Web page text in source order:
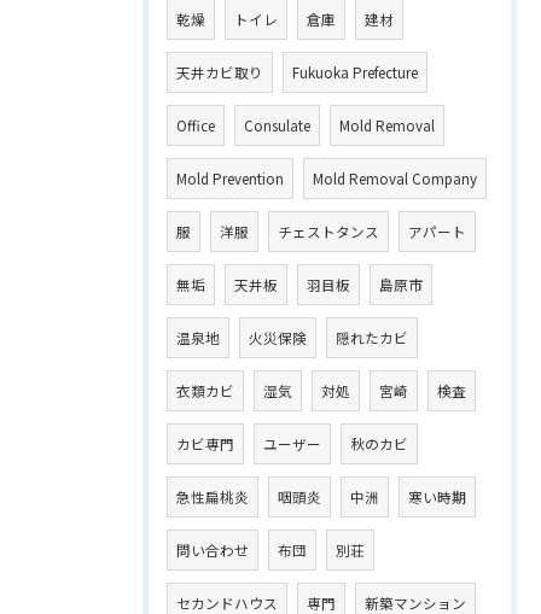
乾燥 トイレ 倉庫 建材
天井カビ取り Fukuoka Prefecture
Office Consulate Mold Removal
Mold Prevention Mold Removal Company
服 洋服 チェストタンス アパート
無垢 天井板 羽目板 島原市
温泉地 火災保険 隠れたカビ
衣類カビ 湿気 対処 宮崎 検査
カビ専門 ユーザー 秋のカビ
急性扁桃炎 咽頭炎 中洲 寒い時期
問い合わせ 布団 別荘
セカンドハウス 専門 新築マンション